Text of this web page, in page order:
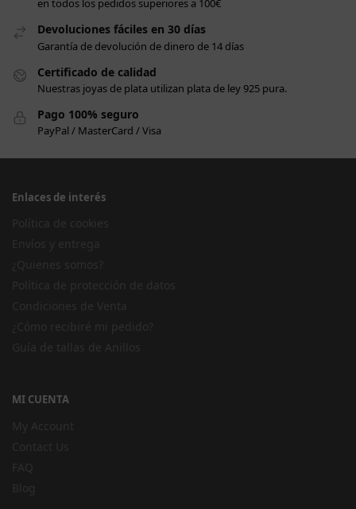
en todos los pedidos superiores a 100€
Devoluciones fáciles en 30 días
Garantía de devolución de dinero de 14 días
Certificado de calidad
Nuestras joyas de plata utilizan plata de ley 925 pura.
Pago 100% seguro
PayPal / MasterCard / Visa
Enlaces de interés
MI CUENTA